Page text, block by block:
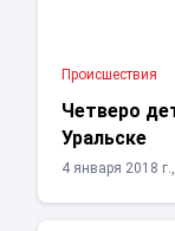
Проиcшествия
Четверо
Уральске
4 января 2018